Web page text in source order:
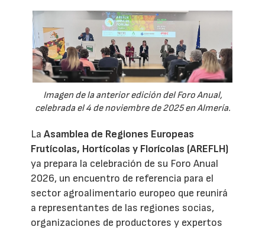
Imagen de la anterior edición del Foro Anual,
celebrada el 4 de noviembre de 2025 en Almería.
LaAsamblea de Regiones Europeas
Frutícolas, Hortícolas y Florícolas (AREFLH)
ya prepara la celebración de su Foro Anual
2026, un encuentro de referencia para el
sector agroalimentario europeo que reunirá
a representantes de las regiones socias,
organizaciones de productores y expertos